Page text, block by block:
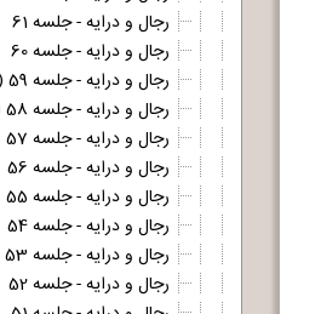
رجال و درایه - جلسه 61
رجال و درایه - جلسه 60
رجال و درایه - جلسه 59 (بررسی متن و سند زیارت عاشورای مشهور - قسمت دوم و آخر)
رجال و درایه - جلسه 58 (بررسی متن و سند زیارت عاشورای مشهور - قسمت اول)
رجال و درایه - جلسه 57
رجال و درایه - جلسه 56
رجال و درایه - جلسه 55
رجال و درایه - جلسه 54
رجال و درایه - جلسه 53
رجال و درایه - جلسه 52